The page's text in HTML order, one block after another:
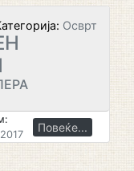
Осврт
Повеќе...